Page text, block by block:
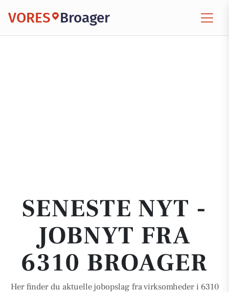
VORES Broager
SENESTE NYT -
JOBNYT FRA
6310 BROAGER
Her finder du aktuelle jobopslag fra virksomheder i 6310